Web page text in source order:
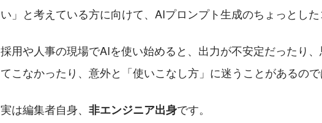
い」と考えている方に向けて、AIプロンプト生成のちょっとした
採用や人事の現場でAIを使い始めると、出力が不安定だったり
てこなかったり、意外と「使いこなし方」に迷うことがあるの
実は編集者自身、 非エンジニア出身です。